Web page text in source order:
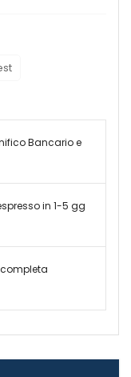
Bancario e
in 1-5 gg